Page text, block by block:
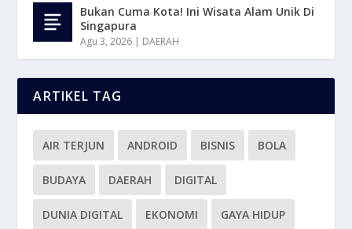
Bukan Cuma Kota! Ini Wisata Alam Unik Di
Singapura
Agu 3, 2026 | DAERAH
ARTIKEL TAG
AIR TERJUN ANDROID BISNIS BOLA
BUDAYA DAERAH DIGITAL
DUNIA DIGITAL EKONOMI GAYA HIDUP